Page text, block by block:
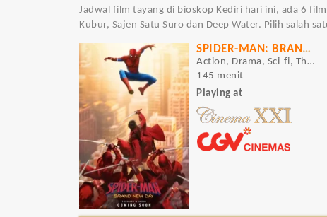
Jadwal film tayang di bioskop Kediri hari ini, ada 6
Kubur, Sajen Satu Suro dan Deep Water. Pilih salah
SPIDER-MAN: BRAND NEW DAY
Action, Drama, Sci-fi, Thriller
145 menit
Playing at